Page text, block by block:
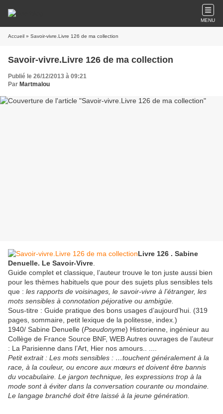
MENU
Accueil » Savoir-vivre.Livre 126 de ma collection
Savoir-vivre.Livre 126 de ma collection
Publié le 26/12/2013 à 09:21
Par Martmalou
Livre 126 . Sabine
Denuelle. Le Savoir-Vivre
Guide complet et classique, l’auteur trouve le ton juste aussi bien
pour les thèmes habituels que pour des sujets plus sensibles tels
que : les rapports de voisinages, le savoir-vivre à l’étranger, les
mots sensibles à connotation péjorative ou ambigüe.
Sous-titre : Guide pratique des bons usages d’aujourd’hui. (319
pages, sommaire, petit lexique de la politesse, index.)
1940/ Sabine Denuelle (Pseudonyme) Historienne, ingénieur au
Collège de France Source BNF, WEB Autres ouvrages de l’auteur
: La Parisienne dans l’Art, Hier nos amours.. ....
Petit extrait : Les mots sensibles : …touchent généralement à la
race, à la couleur, ou encore aux mœurs et doivent être bannis
du vocabulaire. Le jargon technique, les expressions trop à la
mode sont à éviter dans la conversation courante ou mondaine.
Le langage branché doit être laissé à la jeune génération.